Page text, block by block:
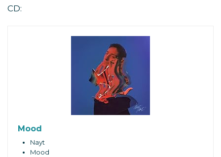
CD:
Mood
Nayt
Mood